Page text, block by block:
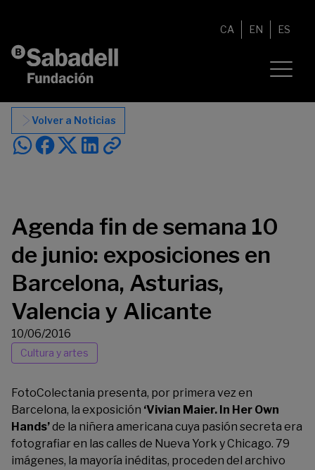
CA EN ES
Volver a Noticias
Agenda fin de semana 10
de junio: exposiciones en
Barcelona, Asturias,
Valencia y Alicante
10/06/2016
Cultura y artes
FotoColectania presenta, por primera vez en
Barcelona, la exposición ‘Vivian Maier. In Her Own
Hands’de la niñera americana cuya pasión secreta era
fotografiar en las calles de Nueva York y Chicago. 79
imágenes, la mayoría inéditas, proceden del archivo